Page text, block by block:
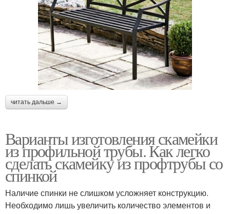
читать дальше →
Варианты изготовления скамейки
из профильной трубы. Как легко
сделать скамейку из профтрубы со
спинкой
Наличие спинки не слишком усложняет конструкцию.
Необходимо лишь увеличить количество элементов и